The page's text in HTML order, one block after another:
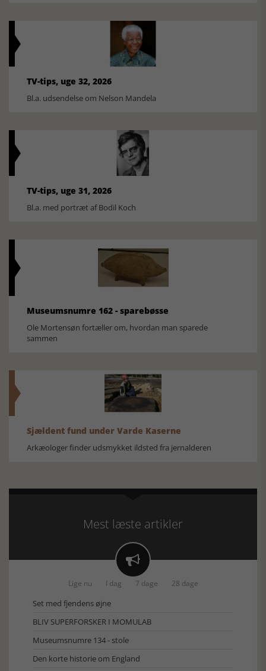
TV-tips, uge 32, 2026
Bl.a. udsendelse om Nelson Mandela
TV-tips, uge 31, 2026
Bl.a. med portræt af Bodil Koch
Museumsnumre 162 - sparebøsse
Ole Mortensøn fortæller om, hvordan man sparede
sammen
Sjældent fund under Varde Kaserne
Arkæologer finder udsmykket ildsted fra jernalderen
Mest læste artikler

Lige nu I dag 7 dage 28 dage
Set med fjendens øjne
BLIV SUPERFORSKER I MOMULAB
Museumsnumre 134 - stole
Den korte historie om England